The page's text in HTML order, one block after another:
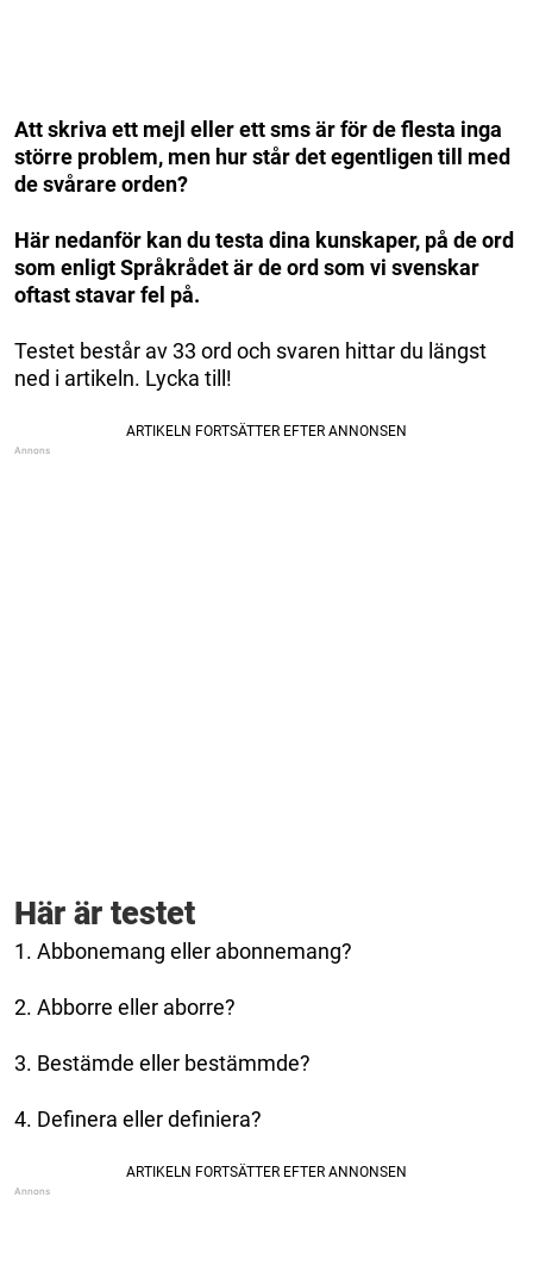
Att skriva ett mejl eller ett sms är för de flesta inga
större problem, men hur står det egentligen till med
de svårare orden?
Här nedanför kan du testa dina kunskaper, på de ord
som enligt Språkrådet är de ord som vi svenskar
oftast stavar fel på.
Testet består av 33 ord och svaren hittar du längst
ned i artikeln. Lycka till!
Här är testet
1. Abbonemang eller abonnemang?
2. Abborre eller aborre?
3. Bestämde eller bestämmde?
4. Definera eller definiera?